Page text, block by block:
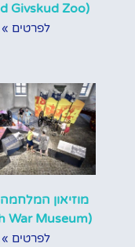
(Billund Givskud Zoo)
לפרטים »
מוזיאון
(Danish War Museum)
לפרטים »